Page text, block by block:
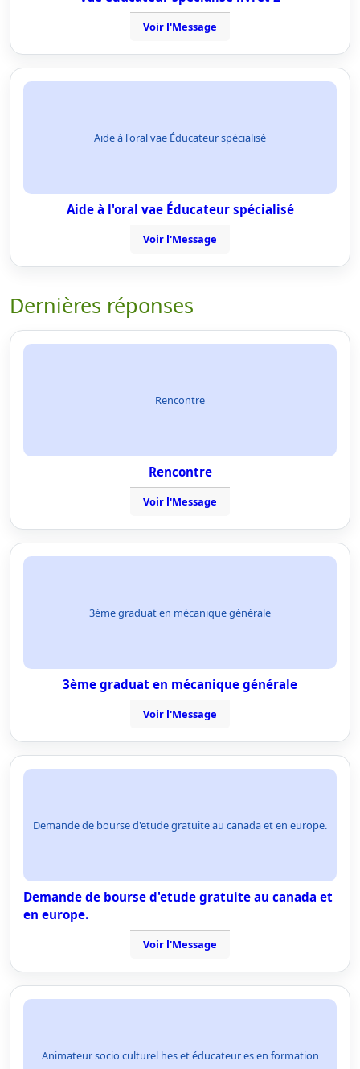
Voir l'Message
Aide à l'oral vae Éducateur spécialisé
Aide à l'oral vae Éducateur spécialisé
Voir l'Message
Dernières réponses
Rencontre
Rencontre
Voir l'Message
3ème graduat en mécanique générale
3ème graduat en mécanique générale
Voir l'Message
Demande de bourse d'etude gratuite au canada et en europe.
Demande de bourse d'etude gratuite au canada et
en europe.
Voir l'Message
Animateur socio culturel hes et éducateur es en formation